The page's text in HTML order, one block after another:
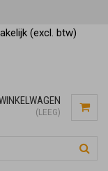
(excl. btw)
(LEEG)